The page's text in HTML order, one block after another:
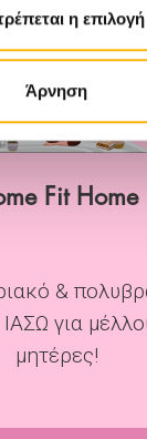
η επιλογή
Άρνηση
Fit Home
&
για
μητέρες!